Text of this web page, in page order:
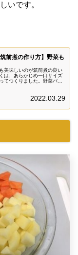
いです。
前煮の作り方】野菜も
美味しいのが筑前煮の良い
は、あらかじめ一口サイズ
てつくりました。野菜パッ
2022.03.29